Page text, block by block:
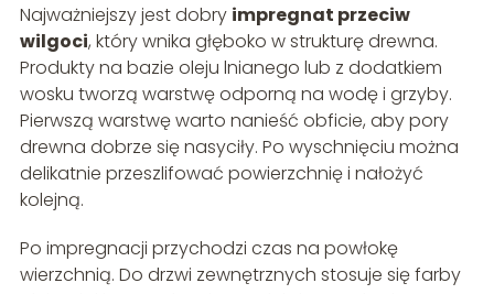
Najważniejszy jest dobry impregnat przeciw
wilgoci, który wnika głęboko w strukturę drewna.
Produkty na bazie oleju lnianego lub z dodatkiem
wosku tworzą warstwę odporną na wodę i grzyby.
Pierwszą warstwę warto nanieść obficie, aby pory
drewna dobrze się nasyciły. Po wyschnięciu można
delikatnie przeszlifować powierzchnię i nałożyć
kolejną.
Po impregnacji przychodzi czas na powłokę
wierzchnią. Do drzwi zewnętrznych stosuje się farby